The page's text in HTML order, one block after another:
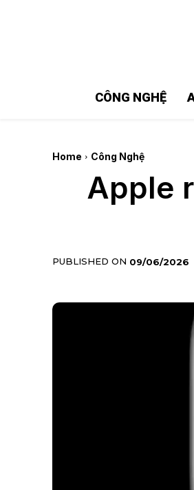
CÔNG NGHỆ
Home Công Nghệ
Apple
PUBLISHED ON 09/06/2026